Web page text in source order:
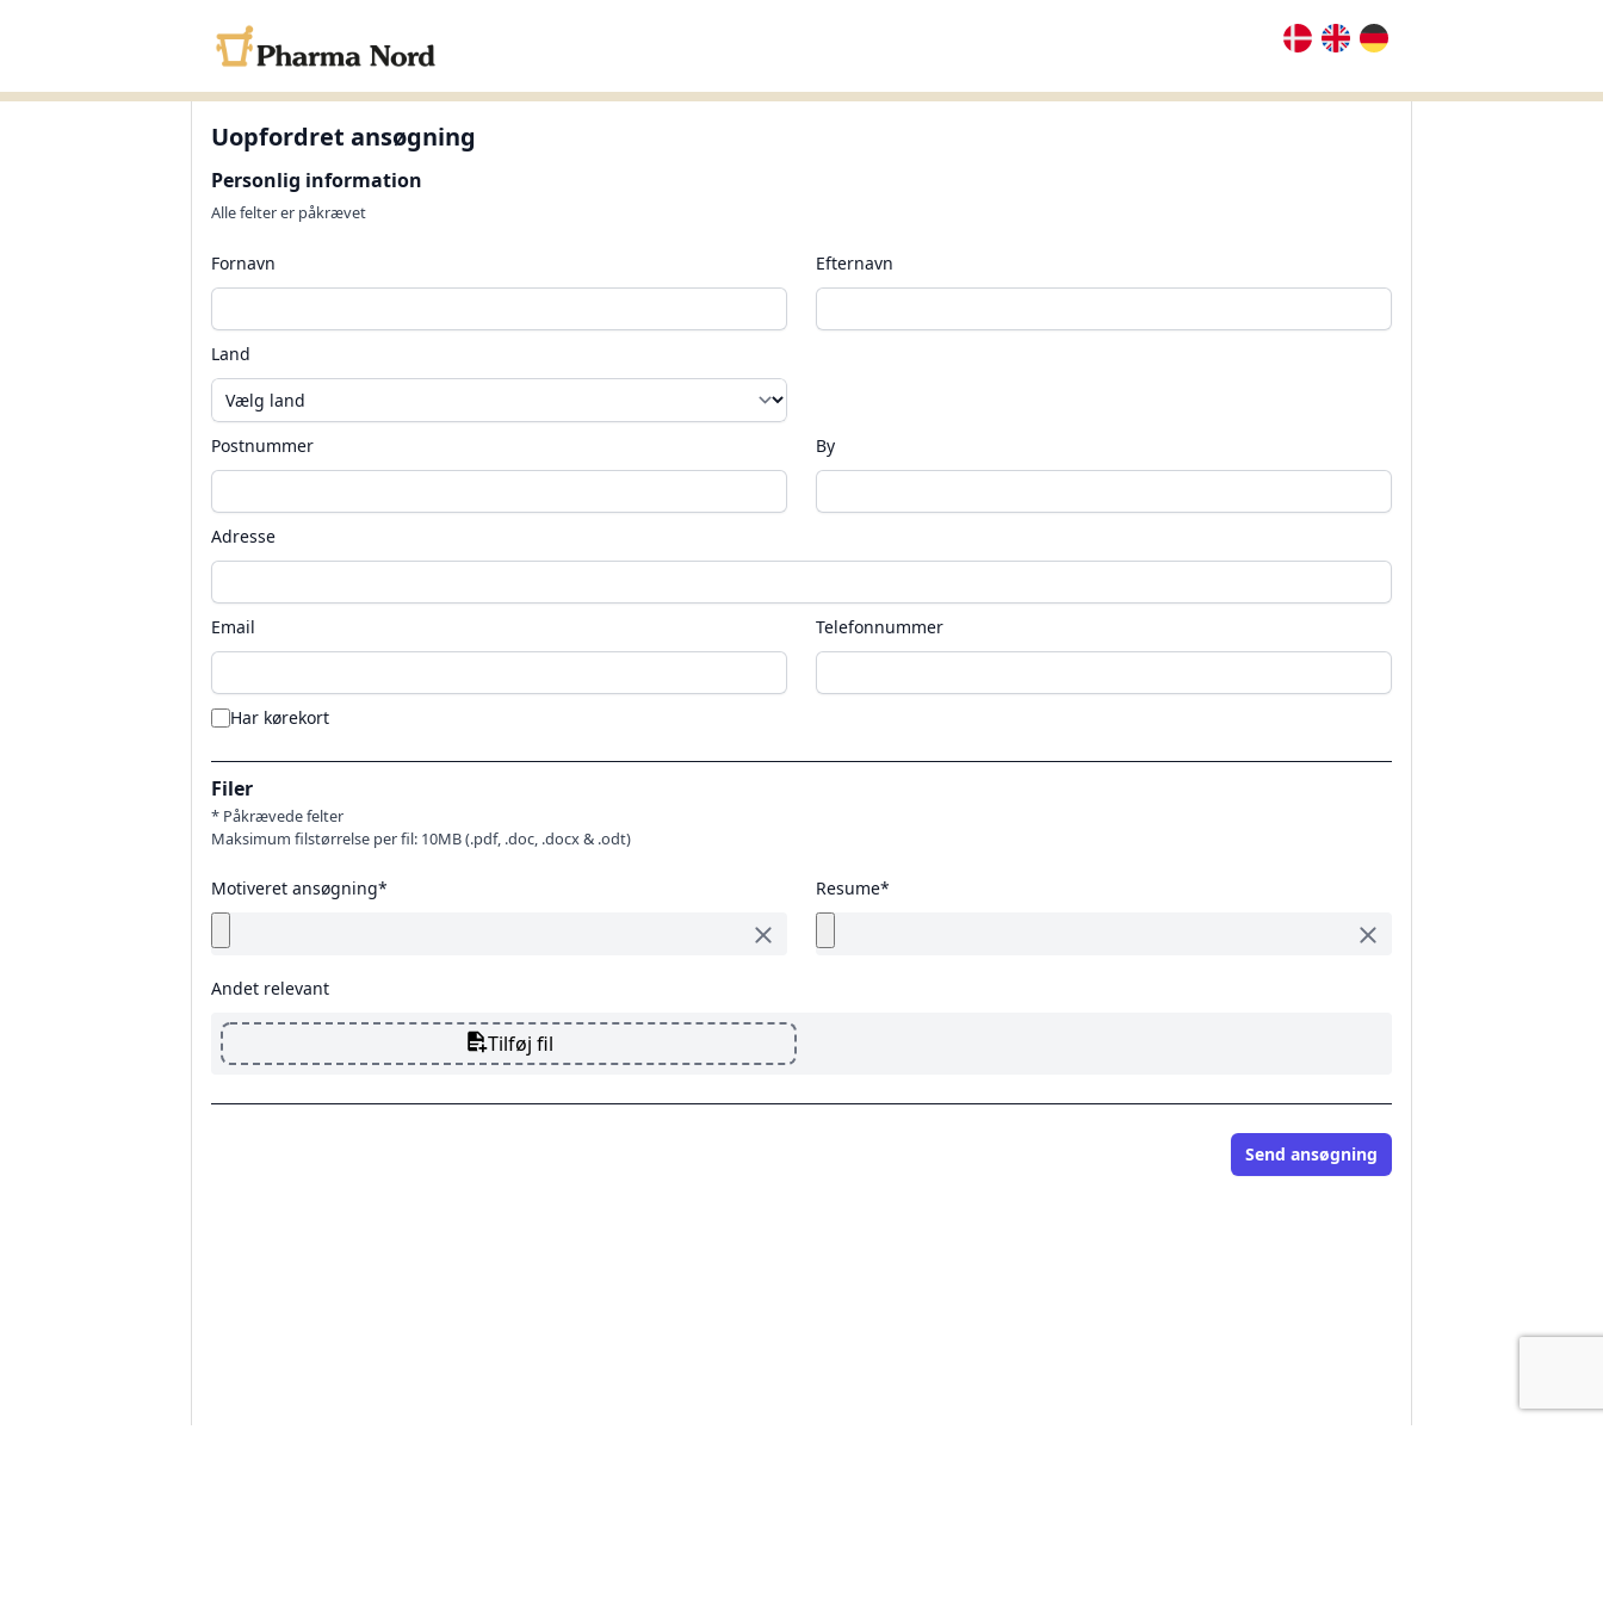
Uopfordret ansøgning
Personlig information
Alle felter er påkrævet
Fornavn Efternavn
Land
Postnummer By
Adresse
Email Telefonnummer
Har kørekort
Filer
* Påkrævede felter
Maksimum filstørrelse per fil: 10MB (.pdf, .doc, .docx & .odt)
Motiveret ansøgning* Resume*
Andet relevant
Tilføj fil
Send ansøgning